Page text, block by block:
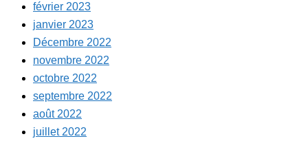
février 2023
janvier 2023
Décembre 2022
novembre 2022
octobre 2022
septembre 2022
août 2022
juillet 2022